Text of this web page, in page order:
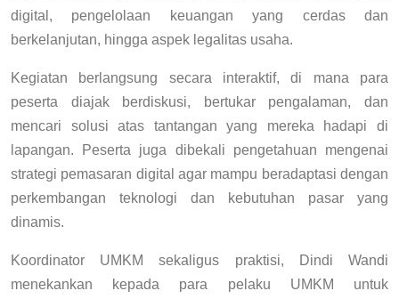
digital, pengelolaan keuangan yang cerdas dan
berkelanjutan, hingga aspek legalitas usaha.
Kegiatan berlangsung secara interaktif, di mana para
peserta diajak berdiskusi, bertukar pengalaman, dan
mencari solusi atas tantangan yang mereka hadapi di
lapangan. Peserta juga dibekali pengetahuan mengenai
strategi pemasaran digital agar mampu beradaptasi dengan
perkembangan teknologi dan kebutuhan pasar yang
dinamis.
Koordinator UMKM sekaligus praktisi, Dindi Wandi
menekankan kepada para pelaku UMKM untuk